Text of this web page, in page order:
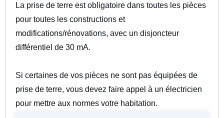
La prise de terre est obligatoire dans toutes les pièces
pour toutes les constructions et
modifications/rénovations, avec un disjoncteur
différentiel de 30 mA.
Si certaines de vos pièces ne sont pas équipées de
prise de terre, vous devez faire appel à un électricien
pour mettre aux normes votre habitation.